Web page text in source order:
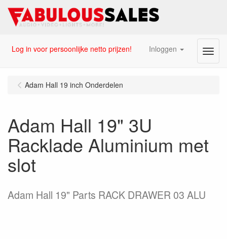
Log in voor persoonlijke netto prijzen! Inloggen Menu
Adam Hall 19 inch Onderdelen
Adam Hall 19" 3U
Racklade Aluminium met
slot
Adam Hall 19" Parts RACK DRAWER 03 ALU